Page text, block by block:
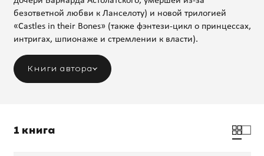
безответной любви к Ланселоту) и новой трилогией
«Castles in their Bones» (также фэнтези-цикл о принцессах,
интригах, шпионаже и стремлении к власти).
Книги автора
1 книга